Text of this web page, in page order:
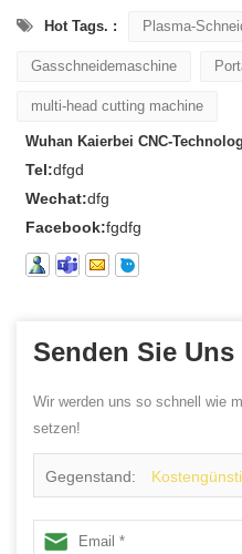
Hot Tags. : Plasma-
Gasschneidemaschine
multi-head cutting machine
Wuhan Kaierbei CNC-
Tel:dfgd
Wechat:dfg
Facebook:fgdfg
Senden Sie
Wir werden uns so schnell wie
setzen!
Gegenstand:
Head automatische